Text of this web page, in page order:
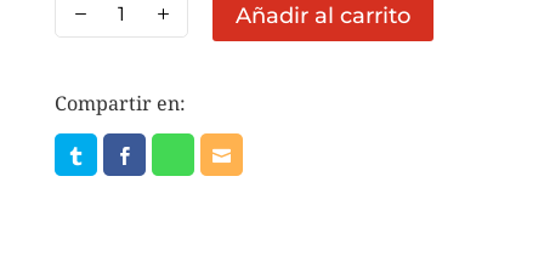
CATSUP
KG
cantidad
Añadir al carrito
Compartir en: